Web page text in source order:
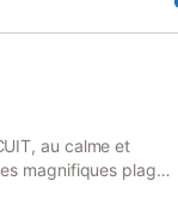
au calme et
magnifiques plages
de deux